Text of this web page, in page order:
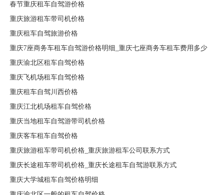
春节重庆租车自驾游价格
重庆旅游租车带司机价格
重庆租车自驾旅游价格
重庆7座商务车租车自驾游价格明细_重庆七座商务车租车费用多少
重庆渝北区租车自驾价格
重庆飞机场租车自驾价格
重庆租车自驾川西价格
重庆江北机场租车自驾价格
重庆当地租车自驾游带司机价格
重庆客车租车自驾价格
重庆旅游租车带司机价格_重庆旅游租车公司联系方式
重庆长途租车带司机价格_重庆长途租车自驾游联系方式
重庆大学城租车自驾价格明细